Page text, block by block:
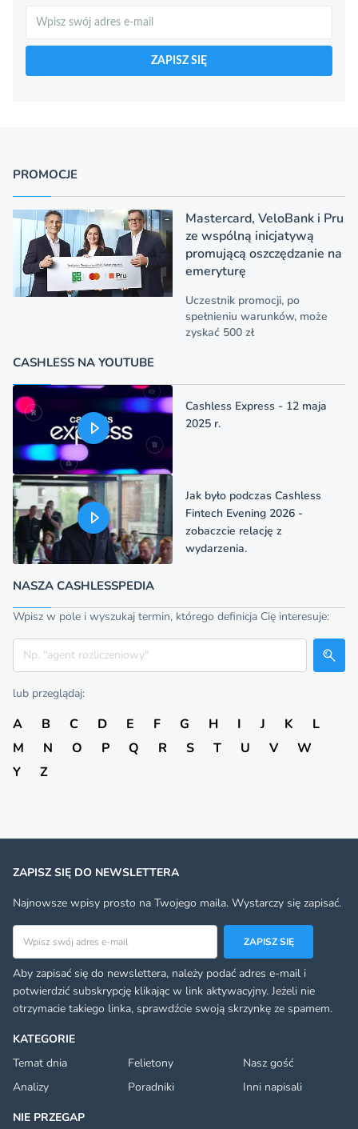
Szukaj
ZAPISZ SIĘ
PROMOCJE
Mastercard, VeloBank i Pru
ze wspólną inicjatywą
promującą oszczędzanie na
emeryturę
Uczestnik promocji, po
spełnieniu warunków, może
zyskać 500 zł
CASHLESS NA YOUTUBE
Cashless Express - 12 maja
2025 r.
Jak było podczas Cashless
Fintech Evening 2026 -
zobaczcie relację z
wydarzenia.
NASZA CASHLESSPEDIA
Wpisz w pole i wyszukaj termin, którego definicja Cię interesuje:
Szukaj
lub przeglądaj:
A B C D E F G H I J K
L
M
N O P Q R S T U V
W
Y
Z
KATEGORIE
Temat dnia
Felietony
Nasz gość
Analizy
Poradniki
Inni napisali
NIE PRZEGAP
ZAPISZ SIĘ DO NEWSLETTERA
Najnowsze wpisy prosto na Twojego maila. Wystarczy się zapisać.
ZAPISZ SIĘ
Aby zapisać się do newslettera, należy podać adres e-mail i
potwierdzić subskrypcję klikając w link aktywacyjny. Jeżeli nie
otrzymacie takiego linka, sprawdźcie swoją skrzynkę ze spamem.